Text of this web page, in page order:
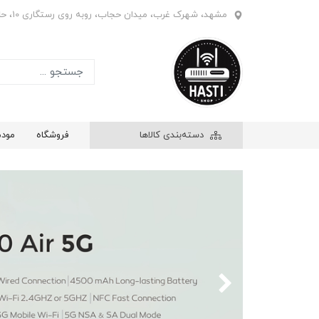
مشهد، شهرک غرب، میدان حجاب، روبه روی رستگاری 10، حاشیه بازار ابریشم، فروشگاه هستی، واحد 908
دسته‌بندی کالاها فروشگاه